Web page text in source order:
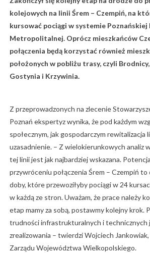
kolejowych na linii Śrem – Czempiń, na
kursować pociągi w systemie Poznańskiej
Metropolitalnej. Oprócz mieszkańców
połączenia będą korzystać również
położonych w pobliżu trasy, czyli
Gostynia i Krzywinia.
Z przeprowadzonych na zlecenie
Poznań ekspertyz wynika, że pod każdym
społecznym, jak gospodarczym rewitalizacja
uzasadnienie. – Z wielokierunkowych analiz
tej linii jest jak najbardziej wskazana.
przywróceniu połączenia Śrem – Czempiń
doby, które przewoziłyby pociągi w 24
w każdą ze stron. Uważam, że prace należy
etap mamy za sobą, postawmy kolejny krok.
trudności infrastrukturalnych i technicznych
zrealizowania – twierdzi Wojciech
Zarządu Województwa Wielkopolskiego.